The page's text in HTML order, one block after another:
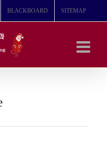
BLACKBOARD SITEMAP